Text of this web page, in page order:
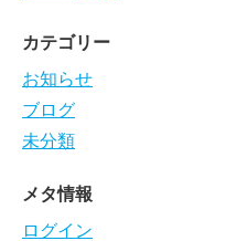
カテゴリー
お知らせ
ブログ
未分類
メタ情報
ログイン